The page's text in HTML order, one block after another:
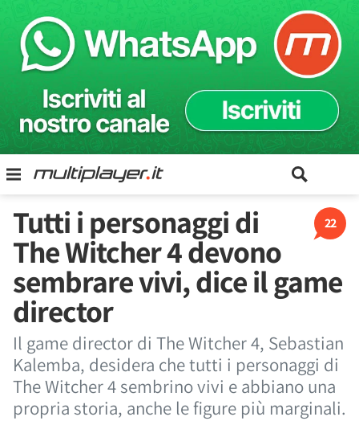
22
Tutti i personaggi di
The Witcher 4 devono
sembrare vivi, dice il game
director
Il game director di The Witcher 4, Sebastian
Kalemba, desidera che tutti i personaggi di
The Witcher 4 sembrino vivi e abbiano una
propria storia, anche le figure più marginali.